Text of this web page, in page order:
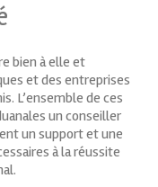
bien à elle et
et des entreprises
L’ensemble de ces
un conseiller
un support et une
à la réussite